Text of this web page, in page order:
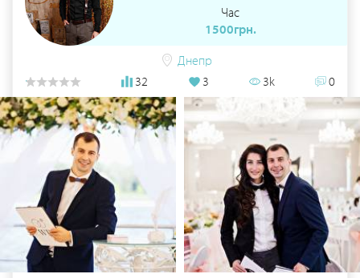
Час
1500грн.
Днепр
32
3 3k 0